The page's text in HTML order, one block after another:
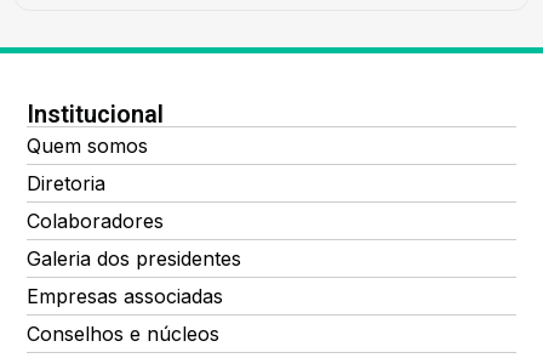
Institucional
Quem somos
Diretoria
Colaboradores
Galeria dos presidentes
Empresas associadas
Conselhos e núcleos